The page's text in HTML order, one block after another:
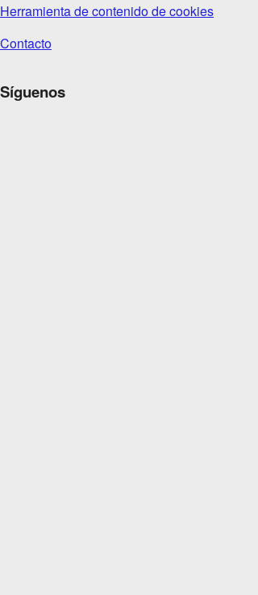
Herramienta de contenido de cookies
Contacto
Síguenos